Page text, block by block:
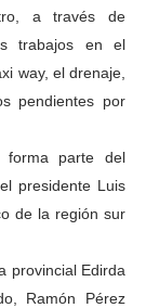
a través de
trabajos en el
way, el drenaje,
pendientes por
forma parte del
presidente Luis
de la región sur
provincial Edirda
Ramón Pérez